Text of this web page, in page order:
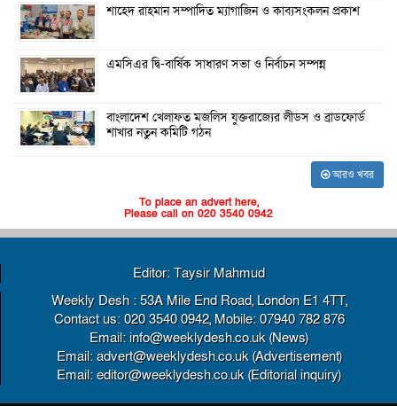
শাহেদ রাহমান সম্পাদিত ম্যাগাজিন ও কাব্যসংকলন প্রকাশ
এমসিএর দ্বি-বার্ষিক সাধারণ সভা ও নির্বাচন সম্পন্ন
বাংলাদেশ খেলাফত মজলিস যুক্তরাজ্যের লীডস ও ব্রাডফোর্ড
শাখার নতুন কমিটি গঠন
আরও খবর
To place an advert here,
Please call on 020 3540 0942
Editor: Taysir Mahmud
Weekly Desh : 53A Mile End Road, London E1 4TT,
Contact us: 020 3540 0942, Mobile: 07940 782 876
Email: info@weeklydesh.co.uk (News)
Email: advert@weeklydesh.co.uk (Advertisement)
Email: editor@weeklydesh.co.uk (Editorial inquiry)